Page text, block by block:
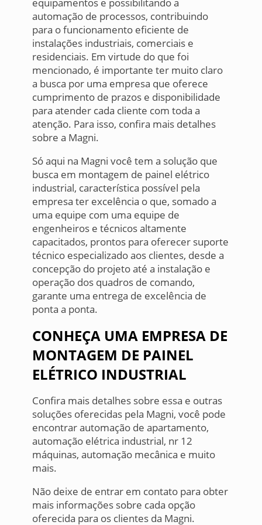
automação de processos, contribuindo
para o funcionamento eficiente de
instalações industriais, comerciais e
residenciais. Em virtude do que foi
mencionado, é importante ter muito claro
a busca por uma empresa que oferece
cumprimento de prazos e disponibilidade
para atender cada cliente com toda a
atenção. Para isso, confira mais detalhes
sobre a Magni.
Só aqui na Magni você tem a solução que
busca em montagem de painel elétrico
industrial, característica possível pela
empresa ter excelência o que, somado a
uma equipe com uma equipe de
engenheiros e técnicos altamente
capacitados, prontos para oferecer suporte
técnico especializado aos clientes, desde a
concepção do projeto até a instalação e
operação dos quadros de comando,
garante uma entrega de excelência de
ponta a ponta.
CONHEÇA UMA EMPRESA DE
MONTAGEM DE PAINEL
ELÉTRICO INDUSTRIAL
Confira mais detalhes sobre essa e outras
soluções oferecidas pela Magni, você pode
encontrar automação de apartamento,
automação elétrica industrial, nr 12
máquinas, automação mecânica e muito
mais.
Não deixe de entrar em contato para obter
mais informações sobre cada opção
oferecida para os clientes da Magni.